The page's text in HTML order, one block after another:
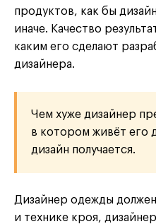
продуктов, как бы
иначе. Качество
каким его сделают
дизайнера.
Чем хуже дизайнер
в котором живёт его
дизайн получается.
Дизайнер одежды
и технике кроя,